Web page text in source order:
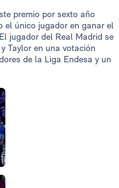
premio por sexto año
el único jugador en ganar el
jugador del Real Madrid se
Taylor en una votación
de la Liga Endesa y un